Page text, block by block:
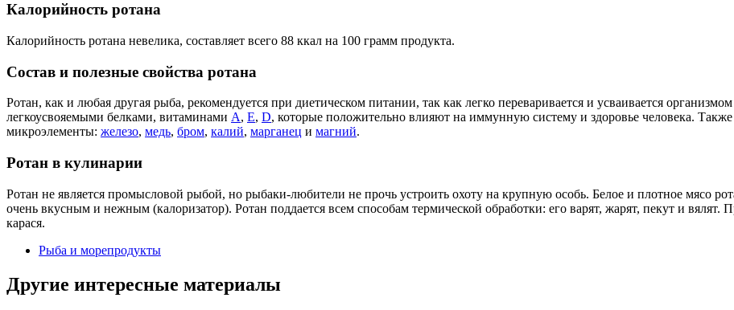
Калорийность ротана
Калорийность ротана невелика, составляет всего 88 ккал на 100 грамм продукта.
Состав и полезные свойства ротана
Ротан, как и любая другая рыба, рекомендуется при диетическом питании, так как легко переваривается и усваивается
легкоусвояемыми белками, витаминами А, Е, D, которые положительно влияют на иммунную систему и здоровье человека.
микроэлементы: железо, медь, бром, калий, марганец и магний.
Ротан в кулинарии
Ротан не является промысловой рыбой, но рыбаки-любители не прочь устроить охоту на крупную особь. Белое и плотное мясо
очень вкусным и нежным (калоризатор). Ротан поддается всем способам термической обработки: его варят, жарят, пекут и вялят.
карася.
Рыба и морепродукты
Другие интересные материалы